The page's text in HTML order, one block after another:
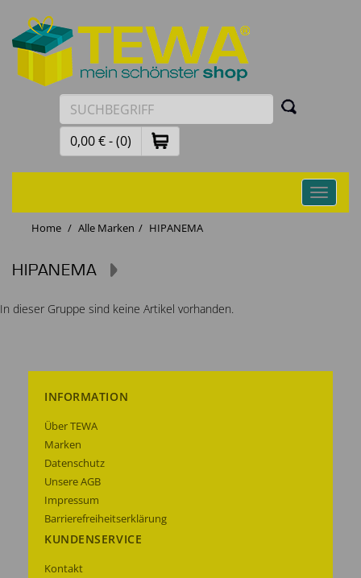
0,00 € - (0)
Toggle
Home
Alle Marken HIPANEMA
HIPANEMA
In dieser Gruppe sind keine Artikel vorhanden.
INFORMATION
Über TEWA
Marken
Datenschutz
Unsere AGB
Impressum
Barrierefreiheitserklärung
KUNDENSERVICE
Kontakt